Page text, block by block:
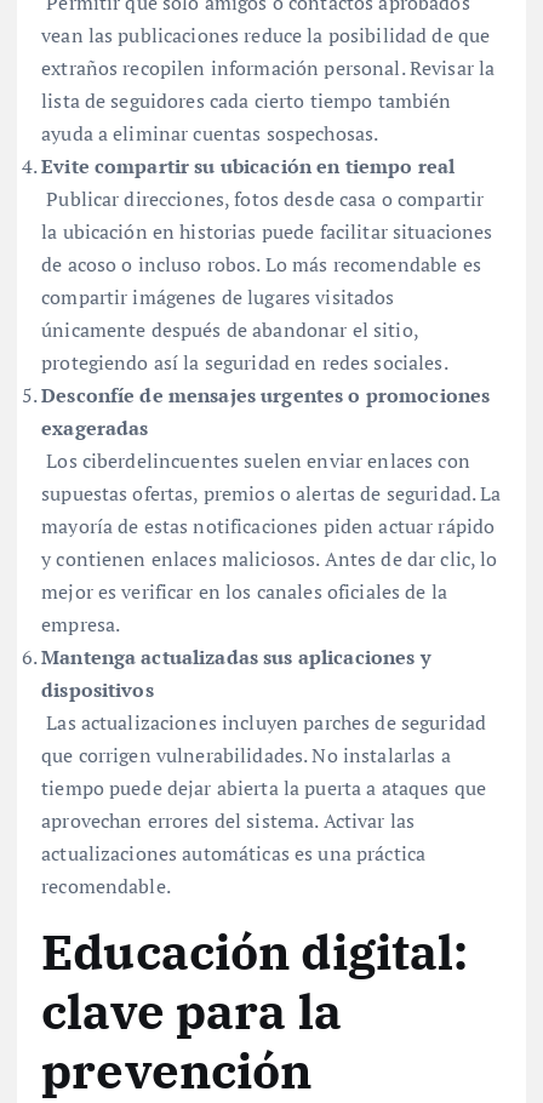
vean las publicaciones reduce la posibilidad de que
extraños recopilen información personal. Revisar la
lista de seguidores cada cierto tiempo también
ayuda a eliminar cuentas sospechosas.
Evite compartir su ubicación en tiempo real
Publicar direcciones, fotos desde casa o compartir
la ubicación en historias puede facilitar situaciones
de acoso o incluso robos. Lo más recomendable es
compartir imágenes de lugares visitados
únicamente después de abandonar el sitio,
protegiendo así la seguridad en redes sociales.
Desconfíe de mensajes urgentes o promociones
exageradas
Los ciberdelincuentes suelen enviar enlaces con
supuestas ofertas, premios o alertas de seguridad. La
mayoría de estas notificaciones piden actuar rápido
y contienen enlaces maliciosos. Antes de dar clic, lo
mejor es verificar en los canales oficiales de la
empresa.
Mantenga actualizadas sus aplicaciones y
dispositivos
Las actualizaciones incluyen parches de seguridad
que corrigen vulnerabilidades. No instalarlas a
tiempo puede dejar abierta la puerta a ataques que
aprovechan errores del sistema. Activar las
actualizaciones automáticas es una práctica
recomendable.
Educación digital:
clave para la
prevención